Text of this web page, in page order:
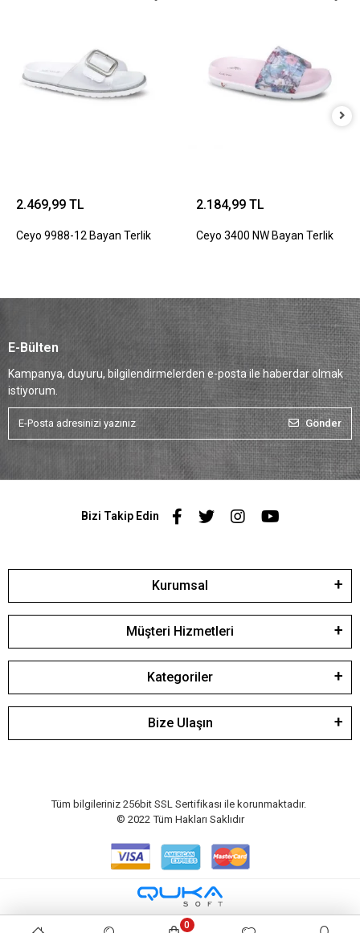
2.469,99 TL
Ceyo 9988-12 Bayan Terlik
2.184,99 TL
Ceyo 3400 NW Bayan Terlik
E-Bülten
Kampanya, duyuru, bilgilendirmelerden e-posta ile haberdar olmak
istiyorum.
Gönder
Bizi Takip Edin
Kurumsal
Müşteri Hizmetleri
Kategoriler
Bize Ulaşın
Tüm bilgileriniz 256bit SSL Sertifikası ile korunmaktadır.
© 2022 Tüm Hakları Saklıdır
0